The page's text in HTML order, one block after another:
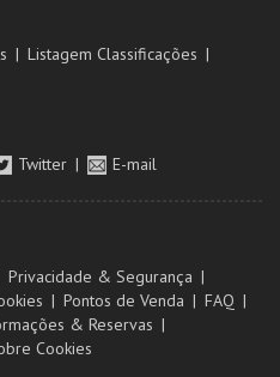
Listagem Classificações
Twitter E-mail
Privacidade & Segurança
Pontos de Venda
FAQ
& Reservas
Cookies